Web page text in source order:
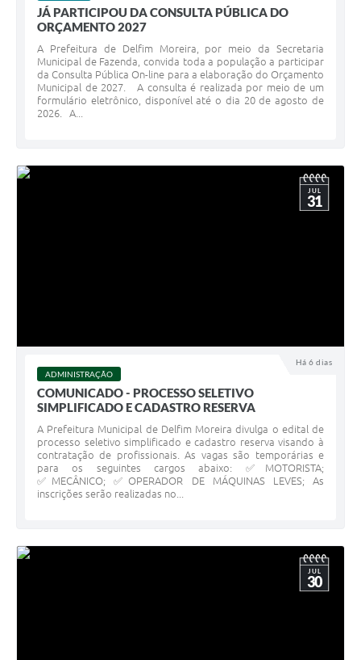
JÁ PARTICIPOU DA CONSULTA PÚBLICA DO
ORÇAMENTO 2027
A Prefeitura de Delfim Moreira, por meio da Secretaria
Municipal de Fazenda, convida toda a população a participar
da Consulta Pública On-line para a elaboração do Orçamento
Municipal de 2027. A consulta é realizada por meio de um
formulário eletrônico, disponível até o dia 20 de agosto de
2026. A...
Há 6 dias
JUL
31
ADMINISTRAÇÃO
COMUNICADO - PROCESSO SELETIVO
SIMPLIFICADO E CADASTRO RESERVA
A Prefeitura Municipal de Delfim Moreira divulga o edital de
processo seletivo simplificado e cadastro reserva visando à
contratação de profissionais. As vagas são temporárias e
para os seguintes cargos abaixo: ✅MOTORISTA;
✅MECÂNICO; ✅OPERADOR DE MÁQUINAS LEVES; As
inscrições serão realizadas no...
JUL
30